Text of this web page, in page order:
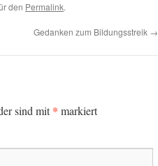
den Permalink.
Gedanken zum Bildungsstreik →
sind mit* markiert